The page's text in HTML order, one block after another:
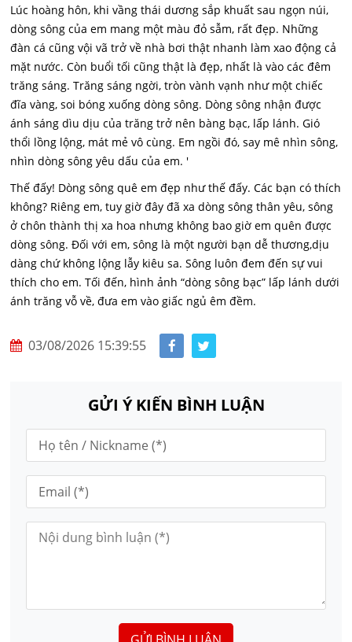
Lúc hoàng hôn, khi vầng thái dương sắp khuất sau ngọn núi,
dòng sông của em mang một màu đỏ sẫm, rất đẹp. Những
đàn cá cũng vội vã trở về nhà bơi thật nhanh làm xao động cả
mặt nước. Còn buổi tối cũng thật là đẹp, nhất là vào các đêm
trăng sáng. Trăng sáng ngời, tròn vành vạnh như một chiếc
đĩa vàng, soi bóng xuống dòng sông. Dòng sông nhận được
ánh sáng dìu dịu của trăng trở nên bàng bạc, lấp lánh. Gió
thổi lồng lộng, mát mẻ vô cùng. Em ngồi đó, say mê nhìn sông,
nhìn dòng sông yêu dấu của em. '
Thế đấy! Dòng sông quê em đẹp như thế đấy. Các bạn có thích
không? Riêng em, tuy giờ đây đã xa dòng sông thân yêu, sông
ở chôn thành thị xa hoa nhưng không bao giờ em quên được
dòng sông. Đối với em, sông là một người bạn dễ thương,dịu
dàng chứ không lộng lẫy kiêu sa. Sông luôn đem đến sự vui
thích cho em. Tối đến, hình ảnh “dòng sông bạc” lấp lánh dưới
ánh trăng vỗ về, đưa em vào giấc ngủ êm đềm.
03/08/2026 15:39:55
GỬI Ý KIẾN BÌNH LUẬN